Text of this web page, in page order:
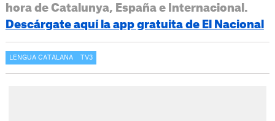
hora de Catalunya, España e Internacional.
Descárgate aquí la app gratuita de El Nacional
LENGUA CATALANA TV3